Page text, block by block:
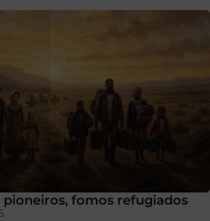
pioneiros, fomos refugiados